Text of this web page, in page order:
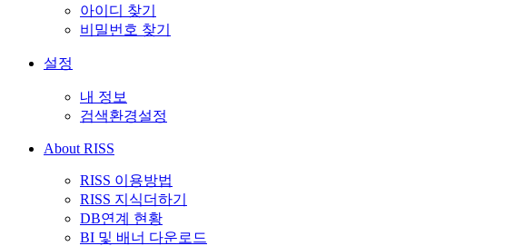
아이디 찾기
비밀번호 찾기
설정
내 정보
검색환경설정
About RISS
RISS 이용방법
RISS 지식더하기
DB연계 현황
BI 및 배너 다운로드